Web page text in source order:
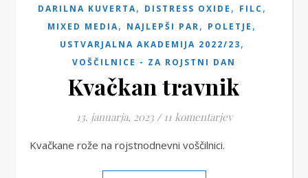
DARILNA KUVERTA, DISTRESS OXIDE , FILC,
MIXED MEDIA, NAJLEPŠI PAR, POLETJE ,
USTVARJALNA AKADEMIJA 2022/23,
VOŠČILNICE - ZA ROJSTNI DAN
Kvačkan travnik
13. januarja, 2023 / 11 komentarjev
Kvačkane rože na rojstnodnevni voščilnici.